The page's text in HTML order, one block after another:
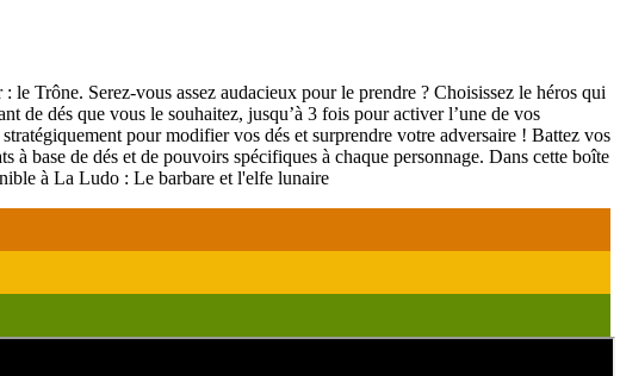
Trône. Serez-vous assez audacieux pour le prendre ? Choisissez le héros qui
de dés que vous le souhaitez, jusqu’à 3 fois pour activer l’une de vos
pour modifier vos dés et surprendre votre adversaire ! Battez vos
base de dés et de pouvoirs spécifiques à chaque personnage. Dans cette boîte
à La Ludo : Le barbare et l'elfe lunaire